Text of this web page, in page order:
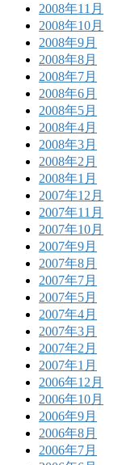
2008年11月
2008年10月
2008年9月
2008年8月
2008年7月
2008年6月
2008年5月
2008年4月
2008年3月
2008年2月
2008年1月
2007年12月
2007年11月
2007年10月
2007年9月
2007年8月
2007年7月
2007年5月
2007年4月
2007年3月
2007年2月
2007年1月
2006年12月
2006年10月
2006年9月
2006年8月
2006年7月